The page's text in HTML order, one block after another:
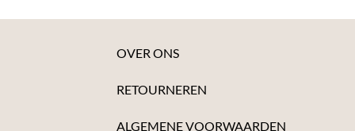
OVER ONS
RETOURNEREN
ALGEMENE VOORWAARDEN